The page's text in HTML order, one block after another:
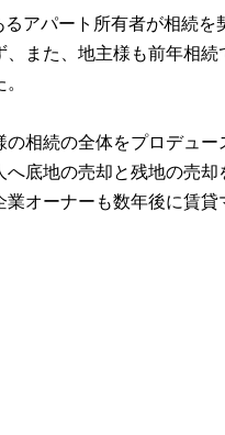
アパート所有者が相続を
、また、地主様も前年相
の相続の全体をプロデュ
へ底地の売却と残地の売
業オーナーも数年後に賃